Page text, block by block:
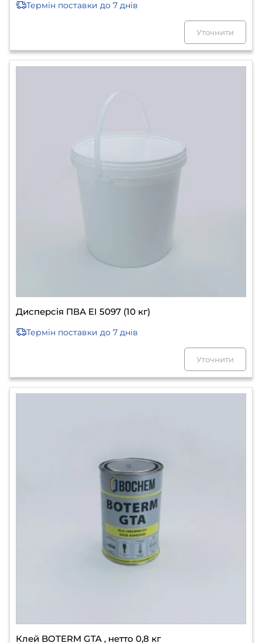
Термін поставки до 7 днів
Уточнити
Дисперсія ПВА EI 5097 (10 кг)
Термін поставки до 7 днів
Уточнити
Клей BOTERM GTA , нетто 0,8 кг